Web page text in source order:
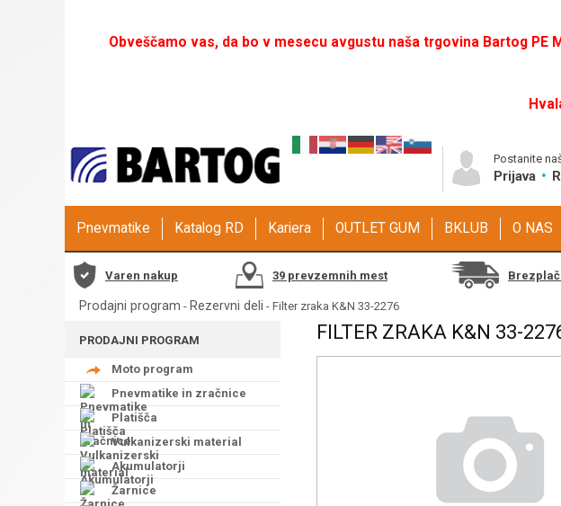
Obveščamo vas, da bo v mesecu avgustu naša trgovina Bartog PE
Postanite
Prijava
Pnevmatike Katalog RD Kariera OUTLET GUM BKLUB O NAS
Varen nakup 39 prevzemnih mest
Prodajni program - Rezervni deli - Filter zraka K&N 33-2276
PRODAJNI PROGRAM
Moto program
Pnevmatike in zračnice
Platišča
Vulkanizerski material
Akumulatorji
Žarnice
FILTER ZRAKA K&N 33-